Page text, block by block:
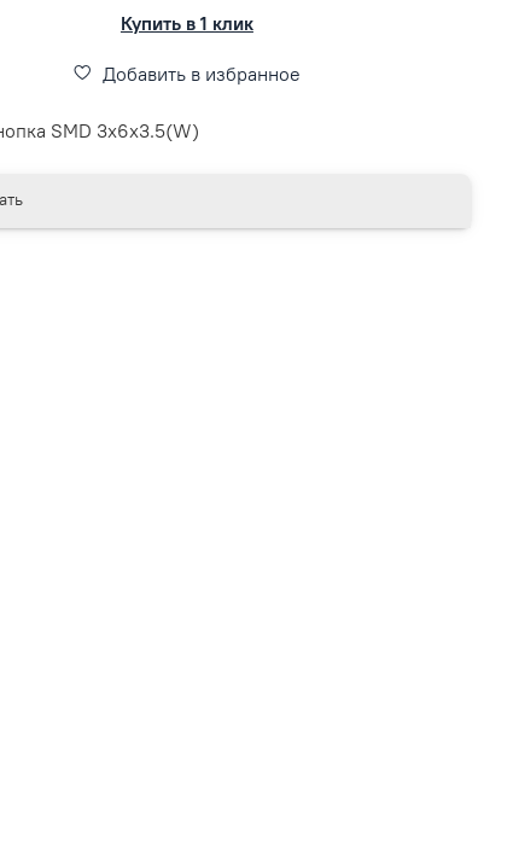
Купить в 1 клик
Добавить в избранное
SMD 3x6x3.5(W)